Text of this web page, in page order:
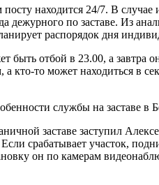
посту находится 24/7. В
дежурного по заставе. Из
распорядок дня
быть отбой в 23.00, а
а кто-то может находиться в
заставе заступил
срабатывает участок,
он по камерам